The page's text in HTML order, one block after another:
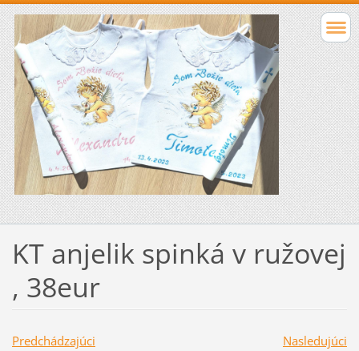
KT anjelik spinká v ružovej
, 38eur
Predchádzajúci
Nasledujúci